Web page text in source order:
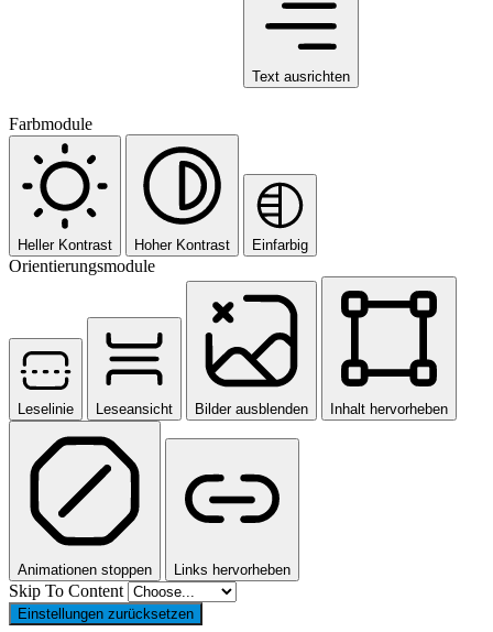
Text ausrichten
Farbmodule
Heller Kontrast Hoher Kontrast Einfarbig
Orientierungsmodule
Leselinie Leseansicht Bilder ausblenden Inhalt hervorheben
Animationen stoppen Links hervorheben
Skip To Content
Einstellungen zurücksetzen